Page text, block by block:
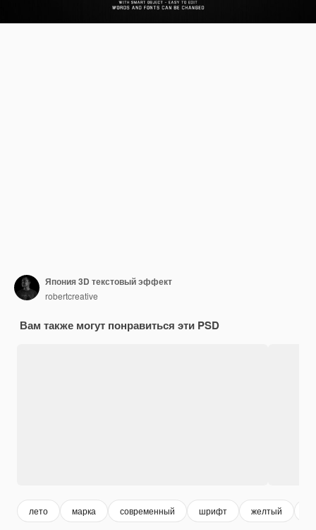
Япония 3D текстовый эффект
robertcreative
Вам также могут понравиться эти PSD
лето марка современный шрифт желтый